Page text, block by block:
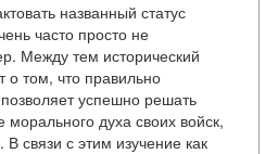
названный статус
часто просто не
Между тем исторический
о том, что правильно
успешно решать
духа своих войск,
связи с этим изучение как